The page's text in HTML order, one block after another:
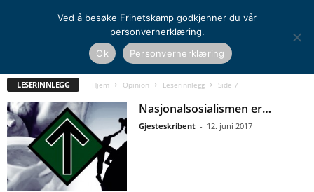
KOMMENTAR KRONIKK LESERINNLEGG VERDENSANSKUELSE
LESERINNLEGG Hjem Opinion Leserinnlegg Side 7
Nasjonalsosialismen er…
Gjesteskribent - 12. juni 2017
Ved å besøke Frihetskamp godkjenner du vår
personvernerklæring.
Ok
Personvernerklæring